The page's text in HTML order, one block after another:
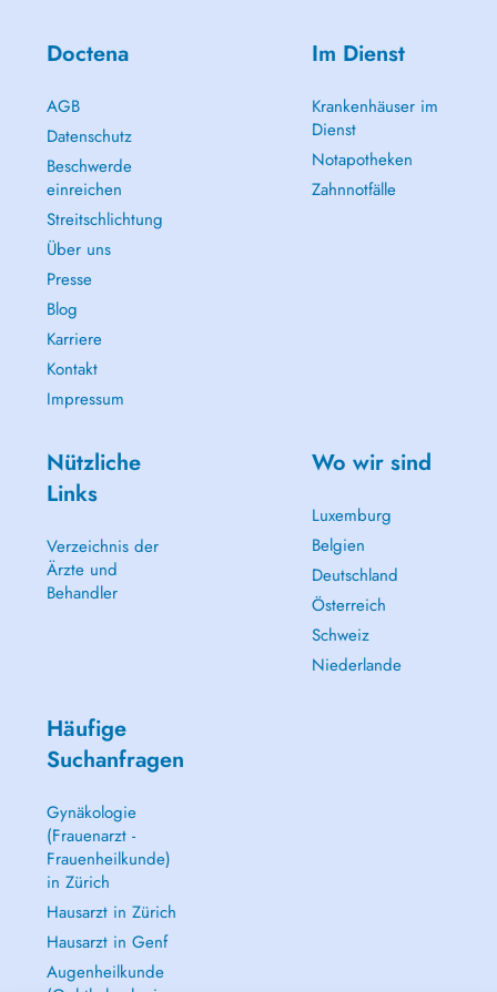
Doctena
AGB
Datenschutz
Beschwerde
einreichen
Streitschlichtung
Über uns
Presse
Blog
Karriere
Kontakt
Impressum
Im Dienst
Krankenhäuser im
Dienst
Notapotheken
Zahnnotfälle
Nützliche
Links
Verzeichnis der
Ärzte und
Behandler
Wo wir sind
Luxemburg
Belgien
Deutschland
Österreich
Schweiz
Niederlande
Häufige
Suchanfragen
Gynäkologie
(Frauenarzt -
Frauenheilkunde)
in Zürich
Hausarzt in Zürich
Hausarzt in Genf
Augenheilkunde